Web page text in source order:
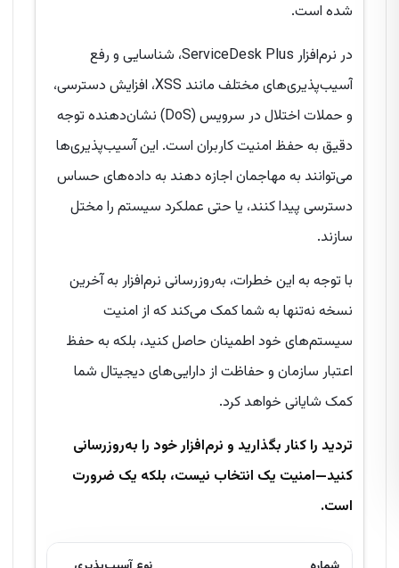
شده است.
در نرم‌افزار ServiceDesk Plus، شناسایی و رفع
آسیب‌پذیری‌های مختلف مانند XSS، افزایش دسترسی،
و حملات اختلال در سرویس (DoS) نشان‌دهنده توجه
دقیق به حفظ امنیت کاربران است. این آسیب‌پذیری‌ها
می‌توانند به مهاجمان اجازه دهند به داده‌های حساس
دسترسی پیدا کنند، یا حتی عملکرد سیستم را مختل
سازند.
با توجه به این خطرات، به‌روزرسانی نرم‌افزار به آخرین
نسخه نه‌تنها به شما کمک می‌کند که از امنیت
سیستم‌های خود اطمینان حاصل کنید، بلکه به حفظ
اعتبار سازمان و حفاظت از دارایی‌های دیجیتال شما
کمک شایانی خواهد کرد.
تردید را کنار بگذارید و نرم‌افزار خود را به‌روزرسانی
کنید—امنیت یک انتخاب نیست، بلکه یک ضرورت
است.